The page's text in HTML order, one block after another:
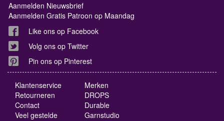
Aanmelden Nieuwsbrief
Aanmelden Gratis Patroon op Maandag
Like ons op Facebook
Volg ons op Twitter
Pin ons op Pinterest
Klantenservice
Retourneren
Contact
Veel gestelde
Merken
DROPS
Durable
Garnstudio